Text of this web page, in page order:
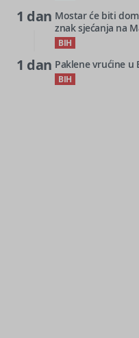
1 dan Mostar će biti
znak sjećanja na
BIH
1 dan Paklene vrućine u
BIH